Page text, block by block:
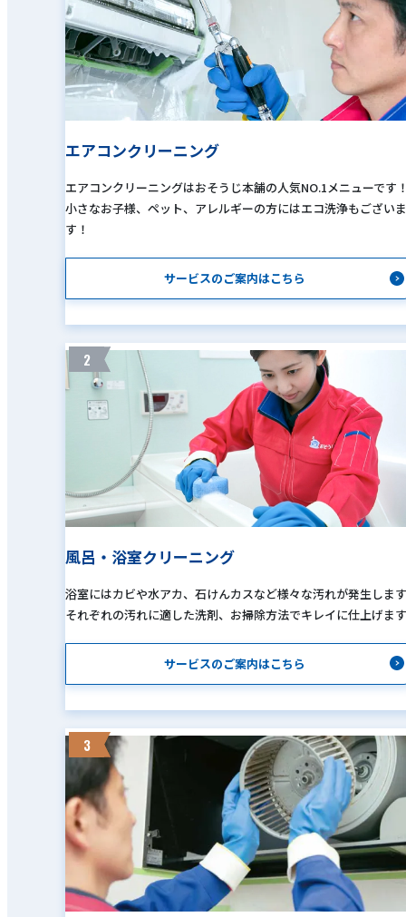
エアコンクリーニング
エアコンクリーニングはおそうじ本舗の人気NO.1メニューです
小さなお子様、ペット、アレルギーの方にはエコ洗浄もございま
す！
サービスのご案内はこちら
2
風呂・浴室クリーニング
浴室にはカビや水アカ、石けんカスなど様々な汚れが発生しま
それぞれの汚れに適した洗剤、お掃除方法でキレイに仕上げま
サービスのご案内はこちら
3